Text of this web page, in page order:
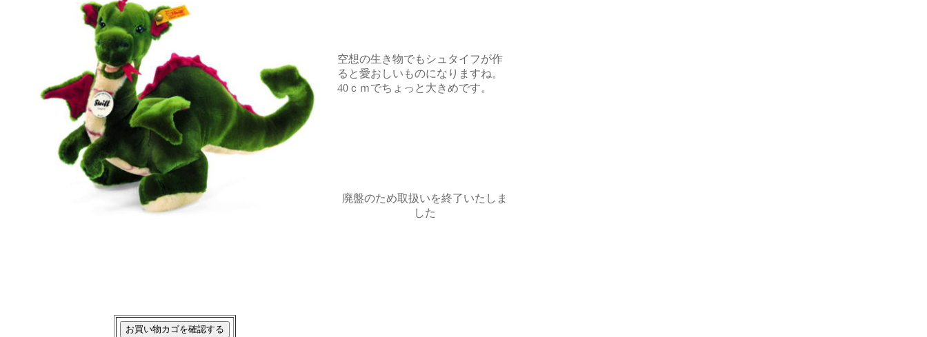
空想の生き物でもシュタイフが作
ると愛おしいものになりますね。
40ｃｍでちょっと大きめです。
廃盤のため取扱いを終了いたしま
した